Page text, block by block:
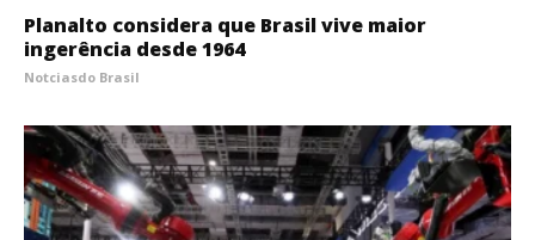
Planalto considera que Brasil vive maior
ingerência desde 1964
Notciasdo Brasil